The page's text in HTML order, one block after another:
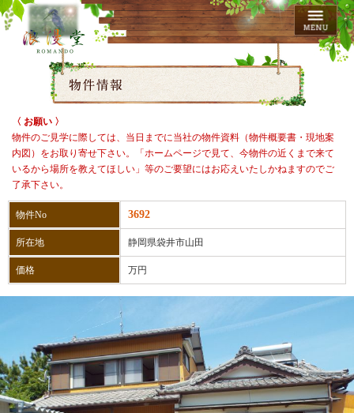
〈 お願い 〉
物件のご見学に際しては、当日までに当社の物件資料（物件概要書・現地案
内図）をお取り寄せ下さい。「ホームページで見て、今物件の近くまで来て
いるから場所を教えてほしい」等のご要望にはお応えいたしかねますのでご
了承下さい。
物件No 3692
所在地 静岡県袋井市山田
価格 万円